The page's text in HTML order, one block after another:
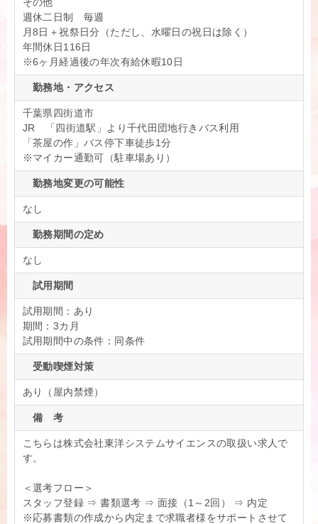
週休二日制 毎週
月8日＋祝祭日分（ただし、水曜日の祝日は除く）
年間休日116日
※6ヶ月経過後の年次有給休暇10日
勤務地・アクセス
千葉県四街道市
JR 「四街道駅」より千代田団地行きバス利用
「茶屋の作」バス停下車徒歩1分
※マイカー通勤可（駐車場あり）
勤務地変更の可能性
なし
勤務期間の定め
なし
試用期間
試用期間：あり
期間：3カ月
試用期間中の条件：同条件
受動喫煙対策
あり（屋内禁煙）
備 考
こちらは株式会社東洋システムサイエンスの取扱い求人で
す。
＜選考フロー＞
スタッフ登録 ⇒ 書類選考 ⇒ 面接（1～2回） ⇒ 内定
※応募書類の作成から内定まで求職者様をサポートさせて